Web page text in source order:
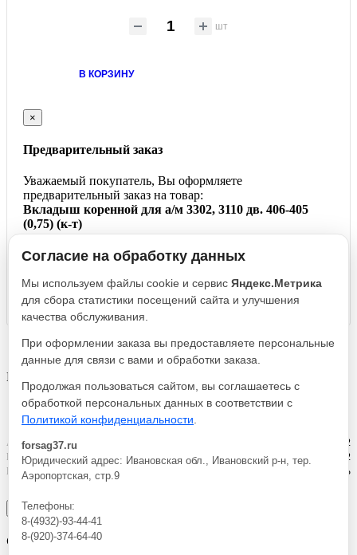
шт
В КОРЗИНУ
×
Предварительный заказ
Уважаемый покупатель, Вы оформляете
предварительный заказ на товар:
Вкладыш коренной для а/м 3302, 3110 дв. 406-405
(0,75) (к-т)
* точную цену на товар можно получить у менеджера
Заказать
Вкладыш коренной для а/м 3302, 3110 дв. 406-405 (0,75) (к-т)
Артикул
406.1000102-22
Реквизиты
Внутренние составляющие / Товар / 22
Производитель
ДАЙДО МЕТАЛЛ РУСЬ
Спасибо!
Согласие на обработку данных
Мы используем файлы cookie и сервис Яндекс.Метрика
для сбора статистики посещений сайта и улучшения
качества обслуживания.
При оформлении заказа вы предоставляете персональные
данные для связи с вами и обработки заказа.
Продолжая пользоваться сайтом, вы соглашаетесь с
обработкой персональных данных в соответствии с
Политикой конфиденциальности
forsag37.ru
Юридический адрес: Ивановская обл., Ивановский р-н, тер.
Аэропортская, стр.9
Телефоны:
8-(4932)-93-44-41
8-(920)-374-64-40